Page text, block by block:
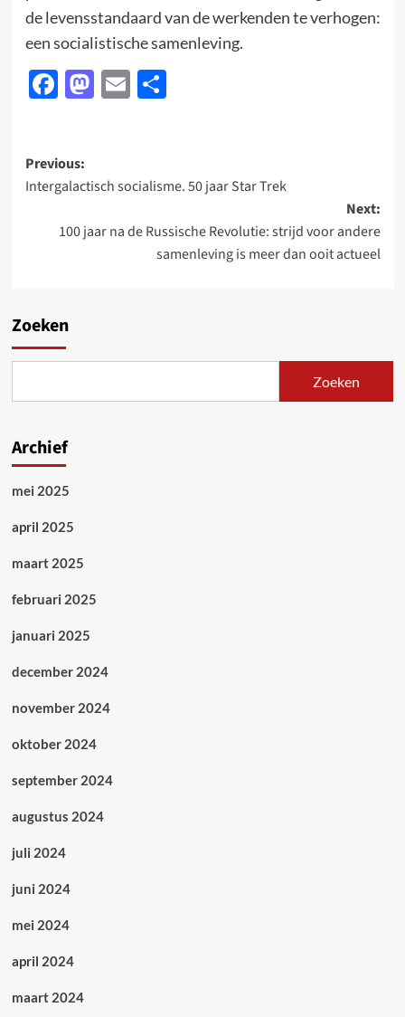
de levensstandaard van de werkenden te verhogen:
een socialistische samenleving.
Facebook
Mastodon
EmailDelen
Post
navigation
Previous:
Intergalactisch socialisme. 50 jaar Star Trek
Next:
100 jaar na de Russische Revolutie: strijd voor andere
samenleving is meer dan ooit actueel
Zoeken
Zoeken
Archief
mei 2025
april 2025
maart 2025
februari 2025
januari 2025
december 2024
november 2024
oktober 2024
september 2024
augustus 2024
juli 2024
juni 2024
mei 2024
april 2024
maart 2024